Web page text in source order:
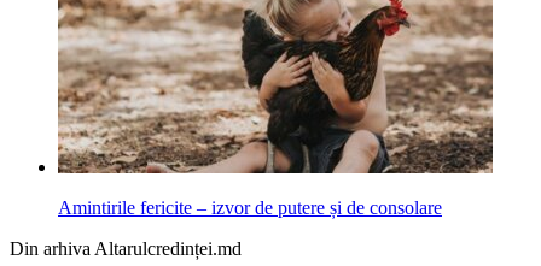
Amintirile fericite – izvor de putere și de consolare
Din arhiva Altarulcredinței.md